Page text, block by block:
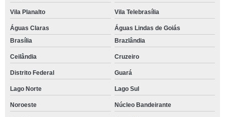
Vila Planalto Vila Telebrasília
Águas Claras
Águas Lindas de Goiás
Brasília
Brazlândia
Ceilândia Cruzeiro
Distrito Federal Guará
Lago Norte Lago Sul
Noroeste Núcleo Bandeirante